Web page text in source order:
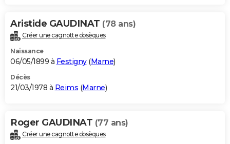
Aristide GAUDINAT (78 ans)
Créer une cagnotte obsèques
Naissance
06/05/1899 à Festigny(Marne)
Décès
21/03/1978 à Reims (Marne)
Roger GAUDINAT (77 ans)
Créer une cagnotte obsèques